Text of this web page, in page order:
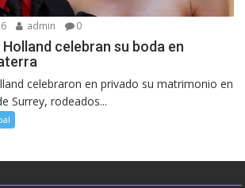
admin 0
celebran su boda en
celebraron en privado su matrimonio en
Surrey, rodeados...